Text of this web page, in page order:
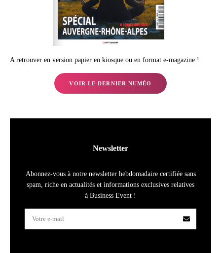
A retrouver en version papier en kiosque ou en format e-magazine !
VOIR LE DERNIER NUMÉO
Newsletter
Abonnez-vous à notre newsletter hebdomadaire certifiée sans
spam, riche en actualités et informations exclusives relatives
à Business Event !